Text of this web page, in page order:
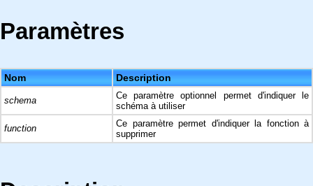
Paramètres
Nom Description
schema
Ce paramètre optionnel permet d'indiquer le
schéma à utiliser
function
Ce paramètre permet d'indiquer la fonction à
supprimer